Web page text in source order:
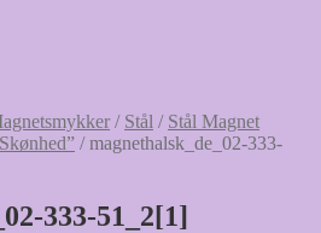
/ Stål / Stål Magnet
/magnethalsk_de_02-333-
333-51_2[1]